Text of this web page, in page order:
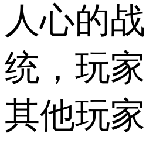
人心的
统，玩
其他玩